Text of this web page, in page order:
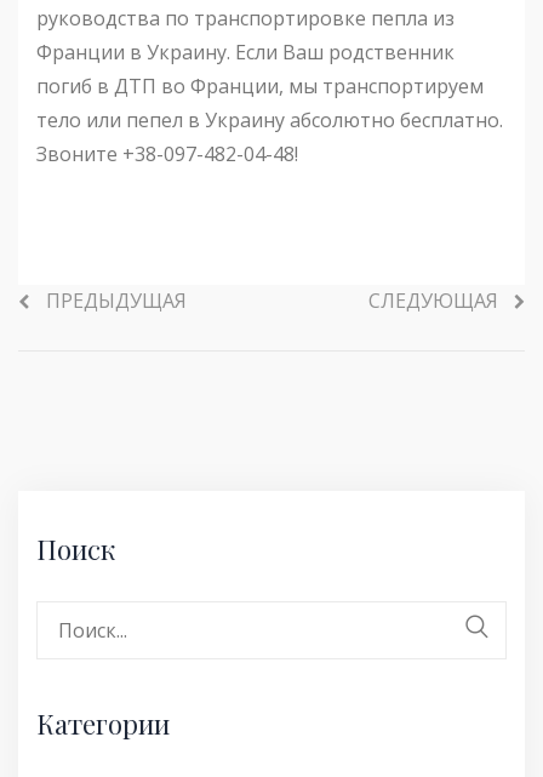
руководства по транспортировке пепла из
Франции в Украину. Если Ваш родственник
погиб в ДТП во Франции, мы транспортируем
тело или пепел в Украину абсолютно бесплатно.
Звоните +38-097-482-04-48!
ПРЕДЫДУЩАЯ СЛЕДУЮЩАЯ
Поиск
Категории